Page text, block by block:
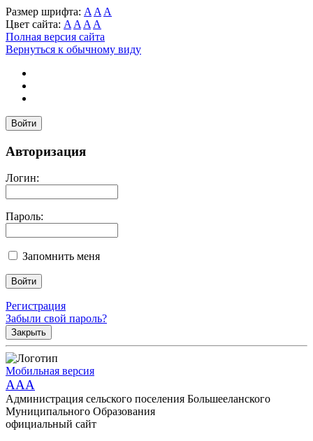
Размер шрифта: A A A
Цвет сайта: A A A A
Полная версия сайта
Вернуться к обычному виду
Войти
Авторизация
Логин:
Пароль:
Запомнить меня
Регистрация
Забыли свой пароль?
Закрыть
Мобильная версия
AAA
Администрация сельского поселения Большееланского
Муниципального Образования
официальный сайт